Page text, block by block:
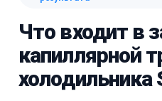
Что входит в
капиллярной
холодильника